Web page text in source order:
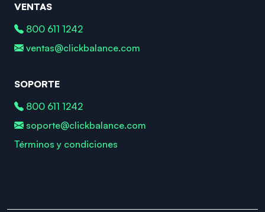
VENTAS
800 611 1242
ventas@clickbalance.com
SOPORTE
800 611 1242
soporte@clickbalance.com
Términos y condiciones